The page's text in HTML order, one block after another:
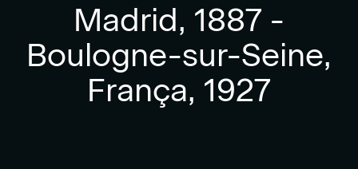
Madrid, 1887 -
Boulogne-sur-Seine,
França, 1927